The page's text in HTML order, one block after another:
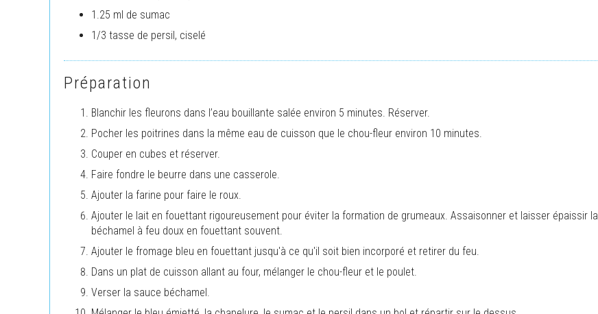
1.25 ml de sumac
1/3 tasse de persil, ciselé
Préparation
Blanchir les fleurons dans l’eau bouillante salée environ 5 minutes. Réserver.
Pocher les poitrines dans la même eau de cuisson que le chou-fleur environ 10 minutes.
Couper en cubes et réserver.
Faire fondre le beurre dans une casserole.
Ajouter la farine pour faire le roux.
Ajouter le lait en fouettant rigoureusement pour éviter la formation de grumeaux. Assaisonner et laisser épaissir la
béchamel à feu doux en fouettant souvent.
Ajouter le fromage bleu en fouettant jusqu'à ce qu'il soit bien incorporé et retirer du feu.
Dans un plat de cuisson allant au four, mélanger le chou-fleur et le poulet.
Verser la sauce béchamel.